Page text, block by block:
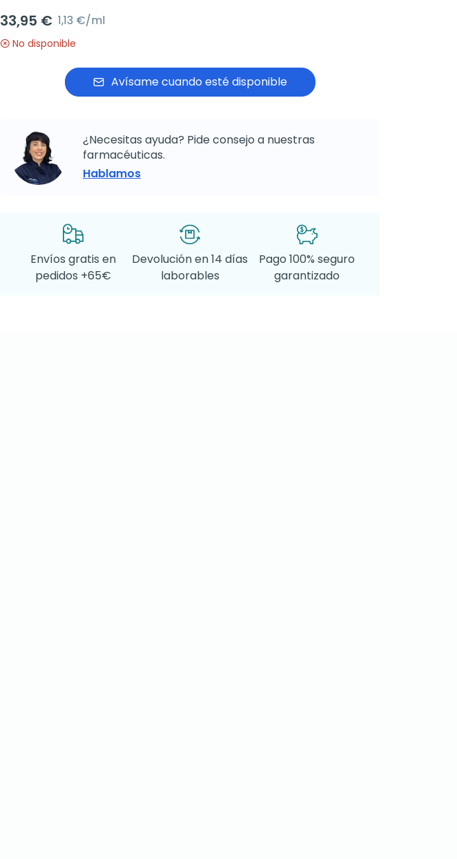
33,95 € 1,13 €/ml
No disponible
Avísame cuando esté disponible
¿Necesitas ayuda? Pide consejo a nuestras
farmacéuticas.
Hablamos
Envíos gratis en
pedidos +65€
Devolución en 14 días
laborables
Pago 100% seguro
garantizado